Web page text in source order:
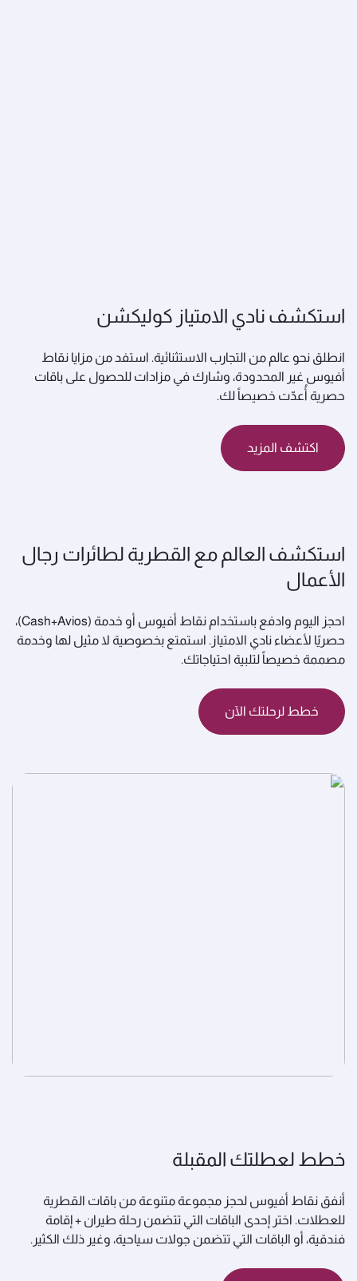
استكشف نادي الامتياز كوليكشن
انطلق نحو عالم من التجارب الاستثنائية. استفد من مزايا نقاط
أفيوس غير المحدودة، وشارك في مزادات للحصول على باقات
حصرية أُعدّت خصيصاً لك.
اكتشف المزيد
استكشف العالم مع القطرية لطائرات رجال
الأعمال
احجز اليوم وادفع باستخدام نقاط أفيوس أو خدمة (Cash+Avios)،
حصريًا لأعضاء نادي الامتياز. استمتع بخصوصية لا مثيل لها وخدمة
مصممة خصيصاً لتلبية احتياجاتك.
خطط لرحلتك الآن
خطط لعطلتك المقبلة
أنفق نقاط أفيوس لحجز مجموعة متنوعة من باقات القطرية
للعطلات. اختر إحدى الباقات التي تتضمن رحلة طيران + إقامة
فندقية، أو الباقات التي تتضمن جولات سياحية، وغير ذلك الكثير.